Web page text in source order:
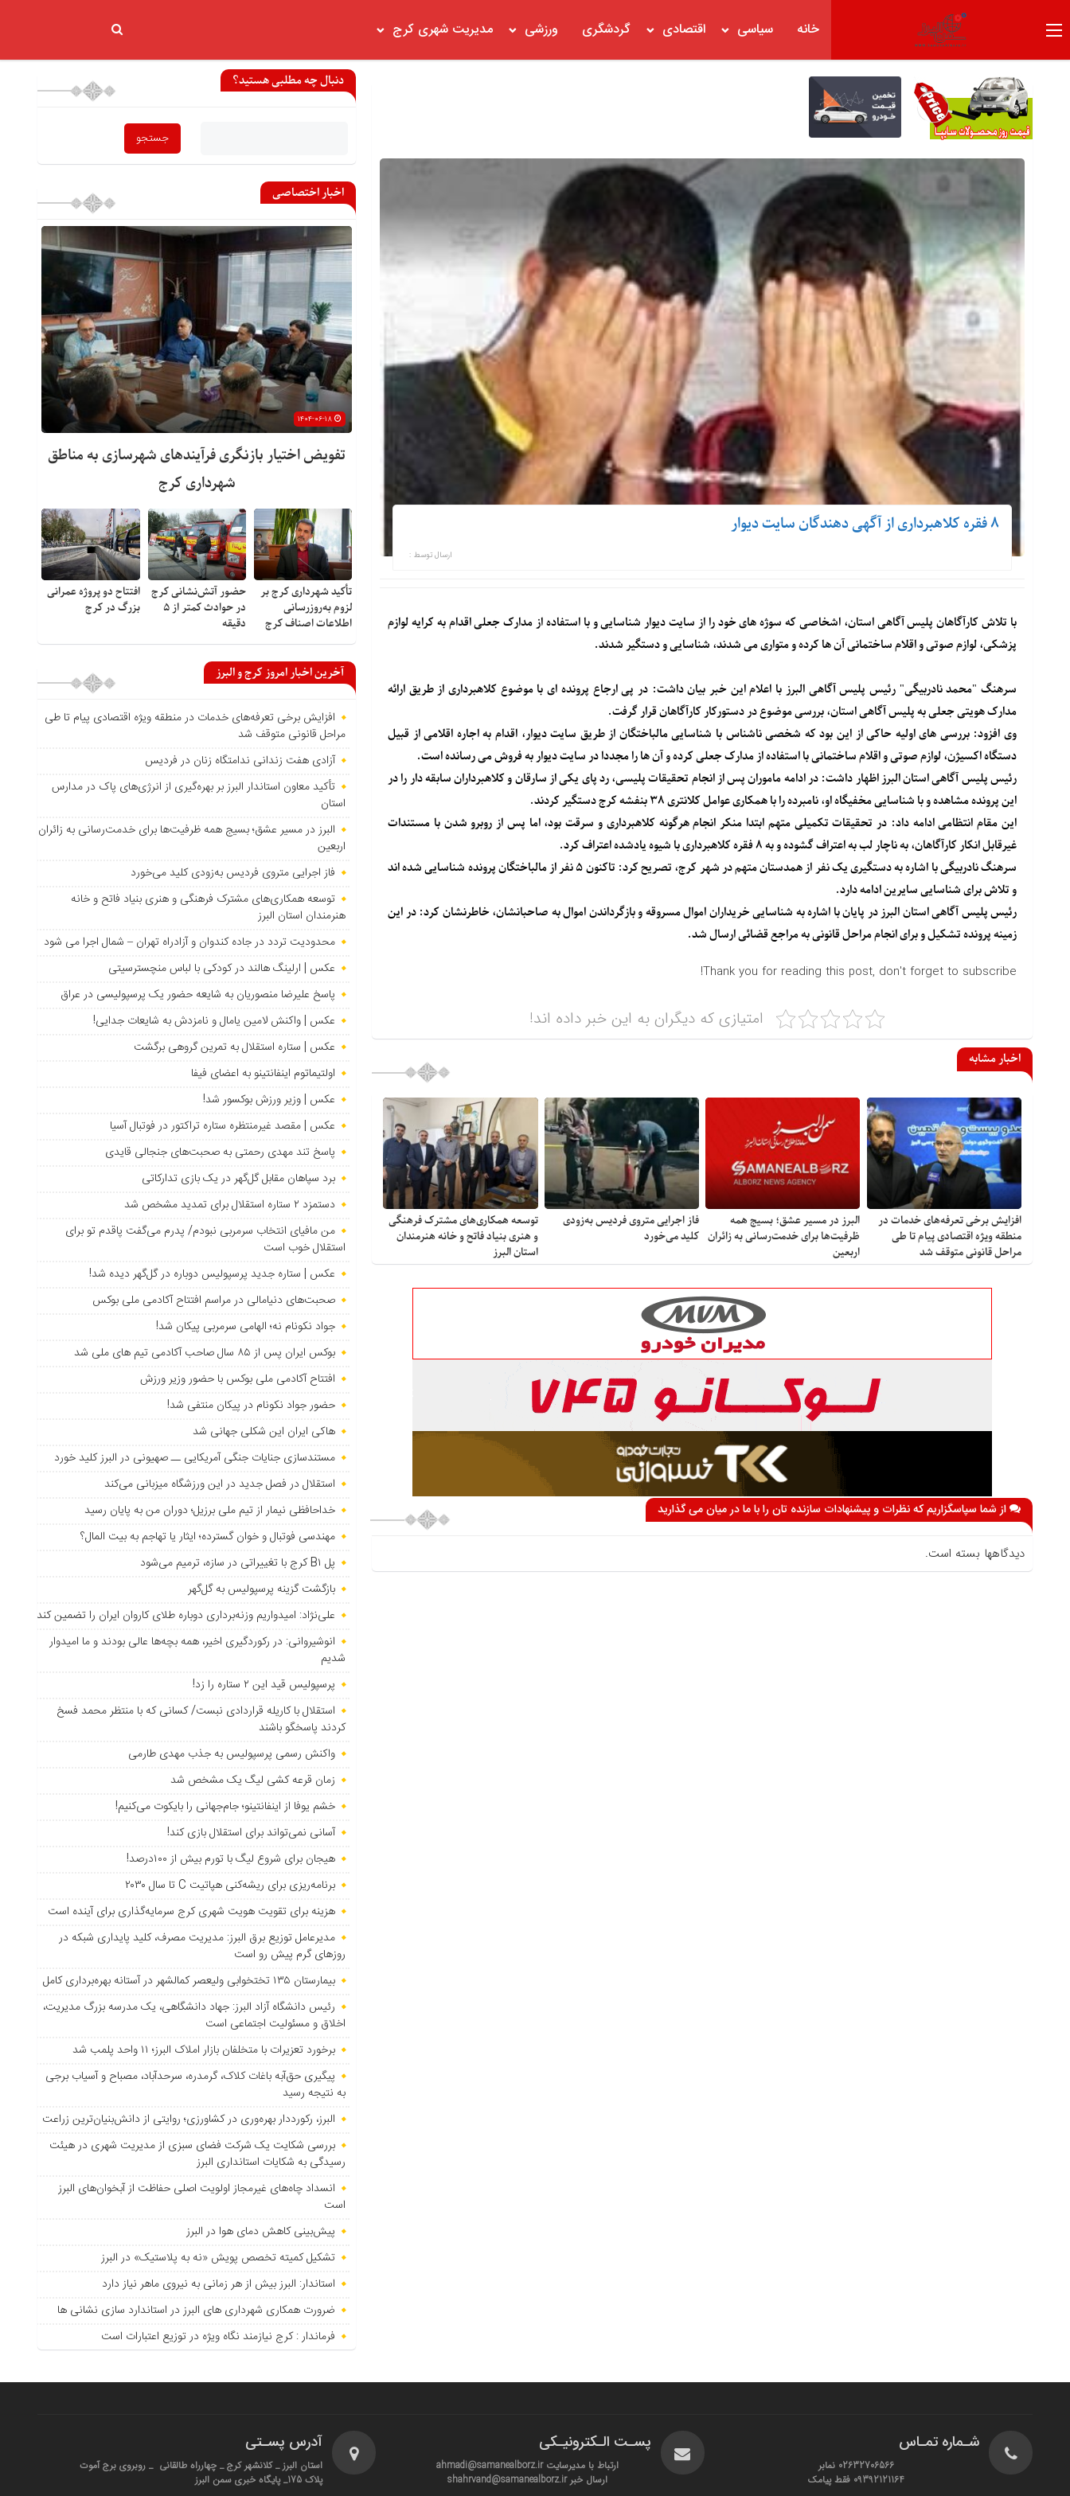
خانه سیاسی اقتصادی گردشگری ورزشی مدیریت شهری کرج
۸ فقره کلاهبرداری از آگهی دهندگان سایت دیوار
ارسال توسط :
با تلاش کارآگاهان پلیس آگاهی استان، اشخاصی که سوژه های خود را از سایت دیوار شناسایی و با استفاده از مدارک جعلی اقدام به کرایه لوازم
پزشکی، لوازم صوتی و اقلام ساختمانی آن ها کرده و متواری می شدند، شناسایی و دستگیر شدند.
سرهنگ "محمد نادربیگی" رئیس پلیس آگاهی البرز با اعلام این خبر بیان داشت: در پی ارجاع پرونده ای با موضوع کلاهبرداری از طریق ارائه
مدارک هویتی جعلی به پلیس آگاهی استان، بررسی موضوع در دستورکار کارآگاهان قرار گرفت.
وی افزود: بررسی های اولیه حاکی از این بود که شخصی ناشناس با شناسایی مالباختگان از طریق سایت دیوار، اقدام به اجاره اقلامی از قبیل
دستگاه اکسیژن، لوازم صوتی و اقلام ساختمانی با استفاده از مدارک جعلی کرده و آن ها را مجددا در سایت دیوار به فروش می رسانده است.
رئیس پلیس آگاهی استان البرز اظهار داشت: در ادامه ماموران پس از انجام تحقیقات پلیسی، رد پای یکی از سارقان و کلاهبرداران سابقه دار را در
این پرونده مشاهده و با شناسایی مخفیگاه او، نامبرده را با همکاری عوامل کلانتری ۳۸ بنفشه کرج دستگیر کردند.
این مقام انتظامی ادامه داد: در تحقیقات تکمیلی متهم ابتدا منکر انجام هرگونه کلاهبرداری و سرقت بود، اما پس از روبرو شدن با مستندات
غیرقابل انکار کارآگاهان، به ناچار لب به اعتراف گشوده و به ۸ فقره کلاهبرداری با شیوه یادشده اعتراف کرد.
سرهنگ نادربیگی با اشاره به دستگیری یک نفر از همدستان متهم در شهر کرج، تصریح کرد: تاکنون ۵ نفر از مالباختگان پرونده شناسایی شده اند
و تلاش برای شناسایی سایرین ادامه دارد.
رئیس پلیس آگاهی استان البرز در پایان با اشاره به شناسایی خریداران اموال مسروقه و بازگرداندن اموال به صاحبانشان، خاطرنشان کرد: در این
زمینه پرونده تشکیل و برای انجام مراحل قانونی به مراجع قضائی ارسال شد.
Thank you for reading this post, don't forget to subscribe!
امتیازی که دیگران به این خبر داده اند!
اخبار مشابه
افزایش برخی تعرفه‌های خدمات در
منطقه ویژه اقتصادی پیام تا طی
مراحل قانونی متوقف شد
البرز در مسیر عشق؛ بسیج همه
ظرفیت‌ها برای خدمت‌رسانی به زائران
اربعین
فاز اجرایی متروی فردیس به‌زودی
کلید می‌خورد
توسعه همکاری‌های مشترک فرهنگی
و هنری بنیاد فاتح و خانه هنرمندان
استان البرز
از شما سپاسگزاریم که نظرات و پیشنهادات سازنده تان را با ما در میان می گذارید
دیدگاهها بسته است.
دنبال چه مطلبی هستید؟
اخبار اختصاصی
تفویض اختیار بازنگری فرآیندهای شهرسازی به مناطق
شهرداری کرج
تأکید شهرداری کرج بر
لزوم به‌روزرسانی
اطلاعات اصناف کرج
حضور آتش‌نشانی کرج
در حوادث کمتر از ۵
دقیقه
افتتاح دو پروژه عمرانی
بزرگ در کرج
آخرین اخبار امروز کرج و البرز
افزایش برخی تعرفه‌های خدمات در منطقه ویژه اقتصادی پیام تا طی
مراحل قانونی متوقف شد
آزادی هفت زندانی ندامتگاه زنان در فردیس
تأکید معاون استاندار البرز بر بهره‌گیری از انرژی‌های پاک در مدارس
استان
البرز در مسیر عشق؛ بسیج همه ظرفیت‌ها برای خدمت‌رسانی به زائران
اربعین
فاز اجرایی متروی فردیس به‌زودی کلید می‌خورد
توسعه همکاری‌های مشترک فرهنگی و هنری بنیاد فاتح و خانه
هنرمندان استان البرز
محدودیت تردد در جاده کندوان و آزادراه تهران – شمال اجرا می شود
عکس | ارلینگ هالند در کودکی با لباس منچسترسیتی
پاسخ علیرضا منصوریان به شایعه حضور یک پرسپولیسی در عراق
عکس | واکنش لامین یامال و نامزدش به شایعات جدایی!
عکس | ستاره استقلال به تمرین گروهی برگشت
اولتیماتوم اینفانتینو به اعضای فیفا
عکس | وزیر ورزش بوکسور شد!
عکس | مقصد غیرمنتظره ستاره تراکتور در فوتبال آسیا
پاسخ تند مهدی رحمتی به صحبت‌های جنجالی قایدی
برد سپاهان مقابل گل‌گهر در یک بازی تدارکاتی
دستمزد ۲ ستاره استقلال برای تمدید مشخص شد
من مافیای انتخاب سرمربی نبودم/ پدرم می‌گفت پاقدم تو برای
استقلال خوب است
عکس | ستاره جدید پرسپولیس دوباره در گل‌گهر دیده شد!
صحبت‌های دنیامالی در مراسم افتتاح آکادمی ملی بوکس
جواد نکونام نه؛ الهامی سرمربی پیکان شد!
بوکس ایران پس از ۸۵ سال صاحب آکادمی تیم های ملی شد
افتتاح آکادمی ملی بوکس با حضور وزیر ورزش
حضور جواد نکونام در پیکان منتفی شد!
هاکی ایران این شکلی جهانی شد
مستندسازی جنایات جنگی آمریکایی ــ صهیونی در البرز کلید خورد
استقلال در فصل جدید در این ورزشگاه میزبانی می‌کند
خداحافظی نیمار از تیم ملی برزیل؛ دوران من به پایان رسید
مهندسی فوتبال و خوان گسترده؛ ایثار یا تهاجم به بیت المال؟
پل B۱ کرج با تغییراتی در سازه، ترمیم می‌شود
بازگشت گزینه پرسپولیس به ‌گل‌گهر
علی‌نژاد: امیدواریم وزنه‌برداری دوباره طلای کاروان ایران را تضمین کند
انوشیروانی: در رکوردگیری اخیر، همه بچه‌ها عالی بودند و ما امیدوار
شدیم
پرسپولیس قید این ۲ ستاره را زد!
استقلال با کاریله قراردادی نبست/ کسانی که با منتظر محمد فسخ
کردند پاسخگو باشند
واکنش رسمی پرسپولیس به جذب مهدی طارمی
زمان قرعه کشی لیگ یک مشخص شد
خشم یوفا از اینفانتینو؛ جام‌جهانی را بایکوت می‌کنیم!
آسانی نمی‌تواند برای استقلال بازی کند!
هیجان برای شروع لیگ با تورم بیش از ۱۰۰درصد!
برنامه‌ریزی برای ریشه‌کنی هپاتیت C تا سال ۲۰۳۰
هزینه برای تقویت هویت شهری کرج سرمایه‌گذاری برای آینده است
مدیرعامل توزیع برق البرز: مدیریت مصرف، کلید پایداری شبکه در
روزهای گرم پیش رو است
بیمارستان ۱۳۵ تختخوابی ولیعصر کمالشهر در آستانه بهره‌برداری کامل
رئیس دانشگاه آزاد البرز: جهاد دانشگاهی، یک مدرسه بزرگ مدیریت،
اخلاق و مسئولیت اجتماعی است
برخورد تعزیرات با متخلفان بازار املاک البرز؛ ۱۱ واحد پلمب شد
پیگیری حق‌آبه باغات کلاک، گرمدره، سرحدآباد، مصباح و آسیاب برجی
به نتیجه رسید
البرز، رکورددار بهره‌وری در کشاورزی؛ روایتی از دانش‌بنیان‌ترین زراعت
بررسی شکایت یک شرکت فضای سبزی از مدیریت شهری در هیئت
رسیدگی به شکایات استانداری البرز
انسداد چاه‌های غیرمجاز اولویت اصلی حفاظت از آبخوان‌های البرز
است
پیش‌بینی کاهش دمای هوا در البرز
تشکیل کمیته تخصص پویش «نه به پلاستیک» در البرز
استاندار: البرز بیش از هر زمانی به نیروی ماهر نیاز دارد
ضرورت همکاری شهرداری های البرز در استاندارد سازی نشانی ها
فرماندار : کرج نیازمند نگاه ویژه در توزیع اعتبارات است
شـماره تمـاس
02632706566 نمابر
09392121164 فقط پیامک
پسـت الـکترونیـکی
ارتباط با مدیرسایت ahmadi@samanealborz.ir
ارسال خبر shahrvand@samanealborz.ir
آدرس پسـتی
استان البرز _ کلانشهر کرج _ چهارراه طالقانی _ روبروی برج آموت
پلاک 175_ پایگاه خبری سمن البرز